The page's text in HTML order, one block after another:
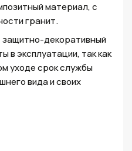
материал, с
гранит.
защитно-декоративный
в эксплуатации, так как
уходе срок службы
вида и своих